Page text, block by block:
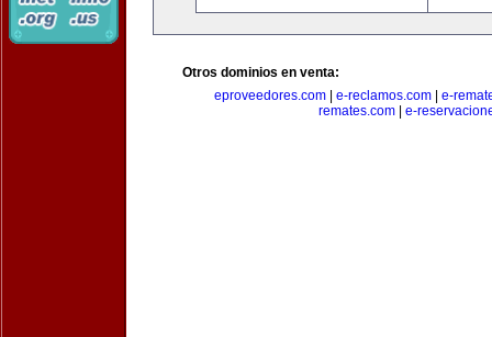
Otros dominios en venta:
eproveedores.com
e-reclamos.com
e-
remates.com| e-